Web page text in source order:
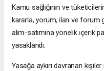
Kamu sağlığının ve
kararla, yorum, ilan ve forum
alım-satımına yönelik içerik
yasaklandı.
Yasağa aykırı davranan